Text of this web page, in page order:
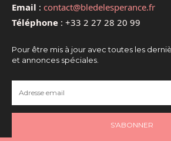
Email : contact@bledelesperance.fr
Téléphone : +33 2 27 28 20 99
Pour être mis à jour avec toutes les
et annonces spéciales.
S'ABONNER